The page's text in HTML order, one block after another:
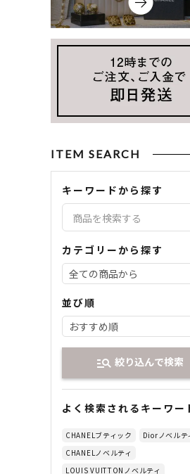
ITEM SEARCH
キーワードから探す
カテゴリーから探す
並び順
manage_search 絞り込んで検索
よく検索されるキーワー
CHANELブティック
Diorノベルテ
CHANELノベルティ
LOUIS VUITTONノベルティ